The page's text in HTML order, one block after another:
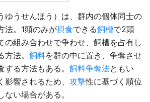
ゆうせんほう）は、群内の個体同士の
法。1頭のみが摂食できる飼槽で2頭
の組み合わせで争わせ、飼槽を占有し
法。 飼料を群の中に置き、争奪させ
る方法もある。 飼料争奪法ともい
影響されるため、 攻撃性に基づく順位
い場合がある。